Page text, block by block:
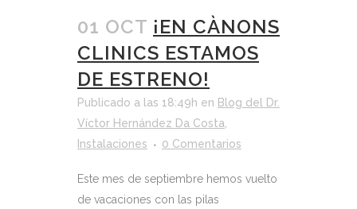
01 OCT ¡EN CÀNONS
CLINICS ESTAMOS
DE ESTRENO!
Publicado a las 18:49h en Blog del Dr.
Víctor Hernández Da Costa
Instalaciones
0 Comentarios
Este mes de septiembre hemos vuelto
de vacaciones con las pilas